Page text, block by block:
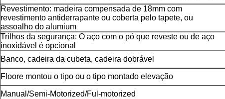
Revestimento: madeira compensada de 18mm com
revestimento antiderrapante ou coberta pelo tapete, ou
assoalho do alumium
Trilhos da segurança: O aço com o pó que reveste ou de aço
inoxidável é opcional
Banco, cadeira da cubeta, cadeira dobrável
Floore montou o tipo ou o tipo montado elevação
Manual/Semi-Motorized/Ful-motorized